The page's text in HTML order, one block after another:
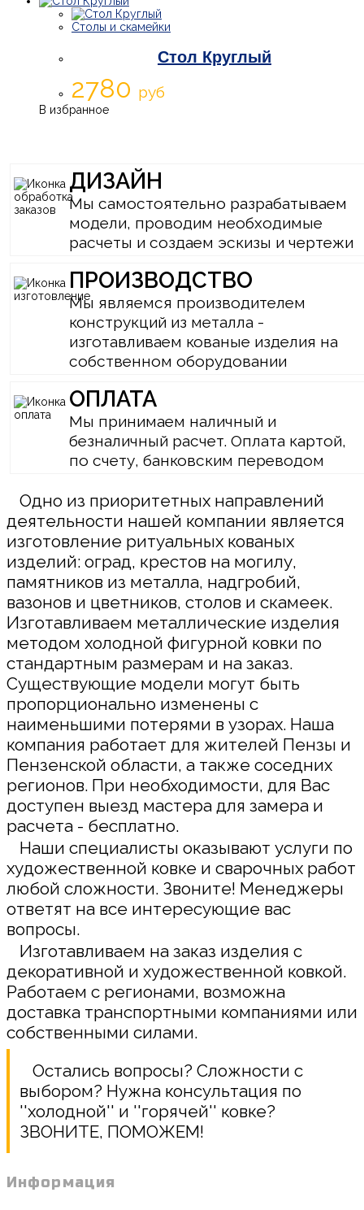
Столы и скамейки
Стол Круглый
2780 руб
В избранное
ДИЗАЙН
Мы самостоятельно разрабатываем
модели, проводим необходимые
расчеты и создаем эскизы и чертежи
ПРОИЗВОДСТВО
Мы являемся производителем
конструкций из металла -
изготавливаем кованые изделия на
собственном оборудовании
ОПЛАТА
Мы принимаем наличный и
безналичный расчет. Оплата картой,
по счету, банковским переводом
Одно из приоритетных направлений
деятельности нашей компании является
изготовление ритуальных кованых
изделий: оград, крестов на могилу,
памятников из металла, надгробий,
вазонов и цветников, столов и скамеек.
Изготавливаем металлические изделия
методом холодной фигурной ковки по
стандартным размерам и на заказ.
Существующие модели могут быть
пропорционально изменены с
наименьшими потерями в узорах. Наша
компания работает для жителей Пензы и
Пензенской области, а также соседних
регионов. При необходимости, для Вас
доступен выезд мастера для замера и
расчета - бесплатно.
Наши специалисты оказывают услуги по
художественной ковке и сварочных работ
любой сложности. Звоните! Менеджеры
ответят на все интересующие вас
вопросы.
Изготавливаем на заказ изделия с
декоративной и художественной ковкой.
Работаем с регионами, возможна
доставка транспортными компаниями или
собственными силами.
Остались вопросы? Сложности с
выбором? Нужна консультация по
''холодной'' и ''горячей'' ковке?
ЗВОНИТЕ, ПОМОЖЕМ!
Информация